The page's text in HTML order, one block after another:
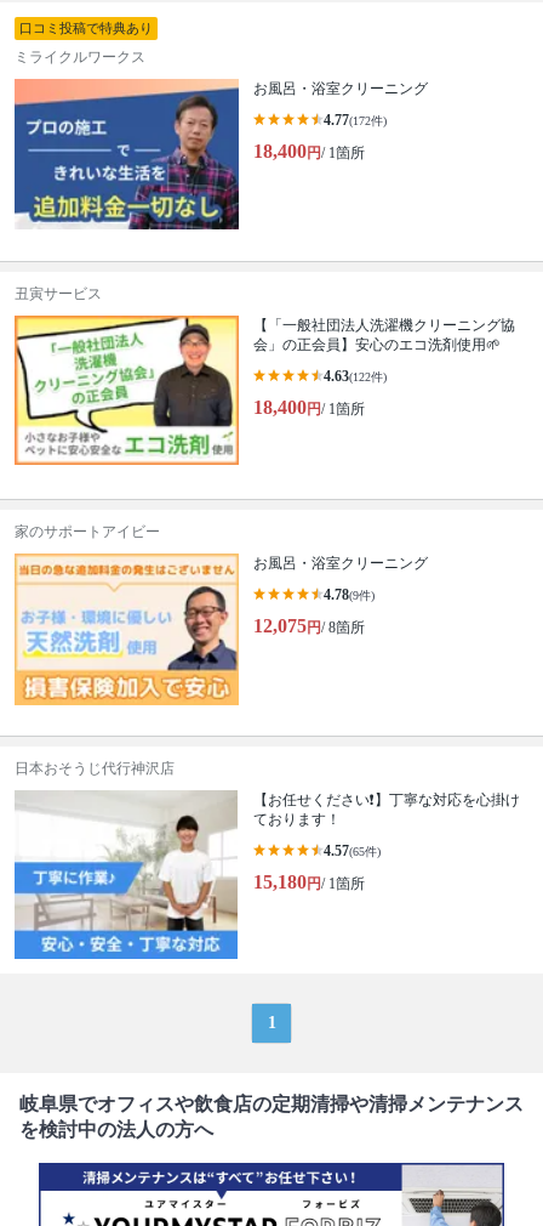
口コミ投稿で特典あり
ミライクルワークス
お風呂・浴室クリーニング
4.77(172件)
18,400円/ 1箇所
丑寅サービス
【「一般社団法人洗濯機クリーニング協
会」の正会員】安心のエコ洗剤使用🌱
4.63(122件)
18,400円/ 1箇所
家のサポートアイビー
お風呂・浴室クリーニング
4.78(9件)
12,075円/ 8箇所
日本おそうじ代行神沢店
【お任せください❗️】丁寧な対応を心掛け
ております！
4.57(65件)
15,180円/ 1箇所
1
岐阜県でオフィスや飲食店の定期清掃や清掃メンテナンス
を検討中の法人の方へ